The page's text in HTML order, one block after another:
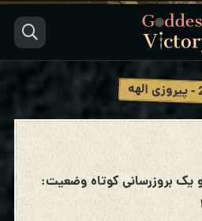
یک بروزرسانی کوتاه وضعیت: